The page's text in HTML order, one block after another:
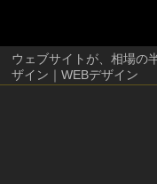
ウェブサイトが、相場の
ザイン｜WEBデザイン